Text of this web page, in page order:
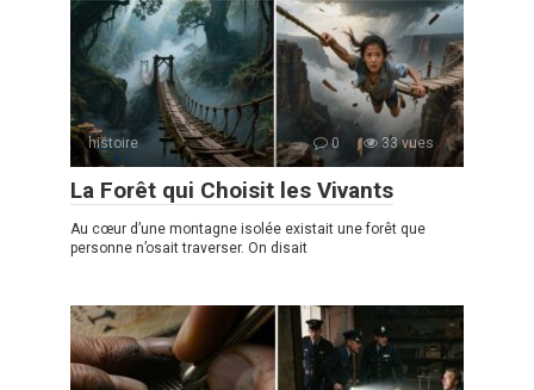
histoire 0 33 vues
La Forêt qui Choisit les Vivants
Au cœur d’une montagne isolée existait une forêt que
personne n’osait traverser. On disait